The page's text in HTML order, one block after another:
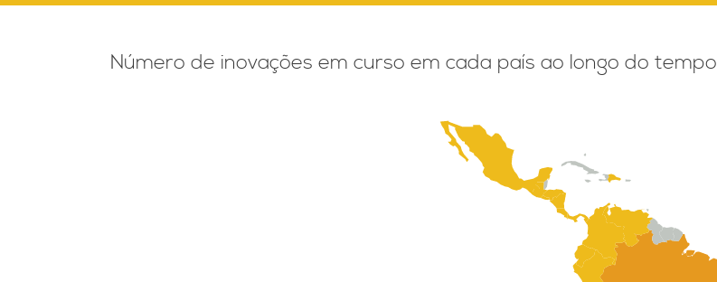
Número de inovações em curso em cada país ao longo do tempo